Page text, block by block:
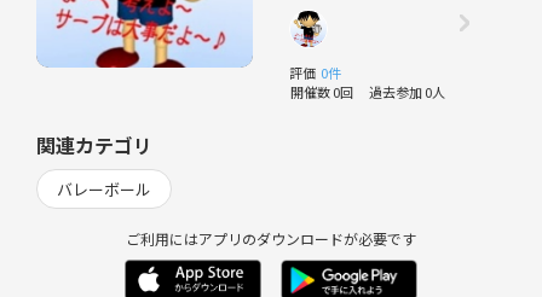
評価 0件
開催数 0回 過去参加 0人
関連カテゴリ
バレーボール
ご利用にはアプリのダウンロードが必要です